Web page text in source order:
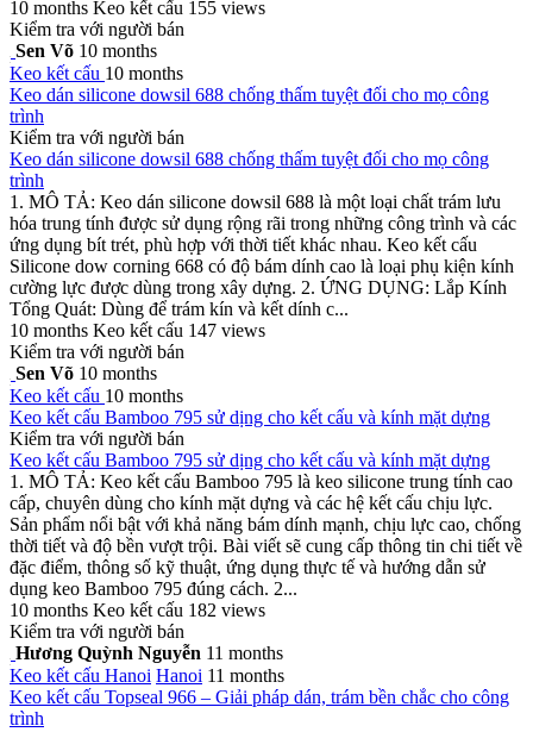
10 months Keo kết cấu 155 views
Kiểm tra với người bán
Sen Võ 10 months
Keo kết cấu 10 months
Keo dán silicone dowsil 688 chống thấm tuyệt đối cho mọ công
trình
Kiểm tra với người bán
Keo dán silicone dowsil 688 chống thấm tuyệt đối cho mọ công
trình
1. MÔ TẢ: Keo dán silicone dowsil 688 là một loại chất trám lưu
hóa trung tính được sử dụng rộng rãi trong những công trình và các
ứng dụng bít trét, phù hợp với thời tiết khác nhau. Keo kết cấu
Silicone dow corning 668 có độ bám dính cao là loại phụ kiện kính
cường lực được dùng trong xây dựng. 2. ỨNG DỤNG: Lắp Kính
Tổng Quát: Dùng để trám kín và kết dính c...
10 months Keo kết cấu 147 views
Kiểm tra với người bán
Sen Võ 10 months
Keo kết cấu 10 months
Keo kết cấu Bamboo 795 sử dịng cho kết cấu và kính mặt dựng
Kiểm tra với người bán
Keo kết cấu Bamboo 795 sử dịng cho kết cấu và kính mặt dựng
1. MÔ TẢ: Keo kết cấu Bamboo 795 là keo silicone trung tính cao
cấp, chuyên dùng cho kính mặt dựng và các hệ kết cấu chịu lực.
Sản phẩm nổi bật với khả năng bám dính mạnh, chịu lực cao, chống
thời tiết và độ bền vượt trội. Bài viết sẽ cung cấp thông tin chi tiết về
đặc điểm, thông số kỹ thuật, ứng dụng thực tế và hướng dẫn sử
dụng keo Bamboo 795 đúng cách. 2...
10 months Keo kết cấu 182 views
Kiểm tra với người bán
Hương Quỳnh Nguyễn 11 months
Keo kết cấu Hanoi Hanoi 11 months
Keo kết cấu Topseal 966 – Giải pháp dán, trám bền chắc cho công
trình